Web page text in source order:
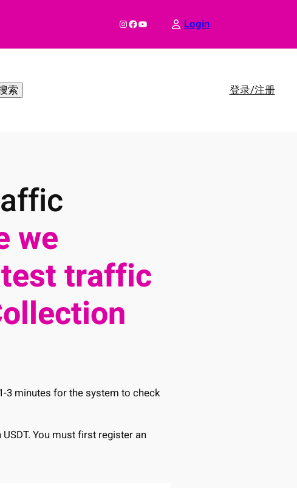
InstagramFacebook YouTube Login
索 登录/注册
we
traffic
3 minutes for the system to check
You must first register an